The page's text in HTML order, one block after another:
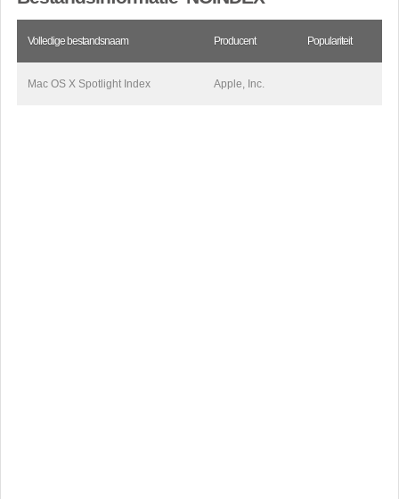
Volledige bestandsnaam Producent Populariteit
Mac OS X Spotlight Index Apple, Inc.